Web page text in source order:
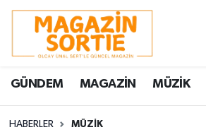
GÜNDEM MAGAZİN MÜZİK
HABERLER MÜZİK
Nöbetçi Eczaneler
Hava Durumu
Trafik Durumu